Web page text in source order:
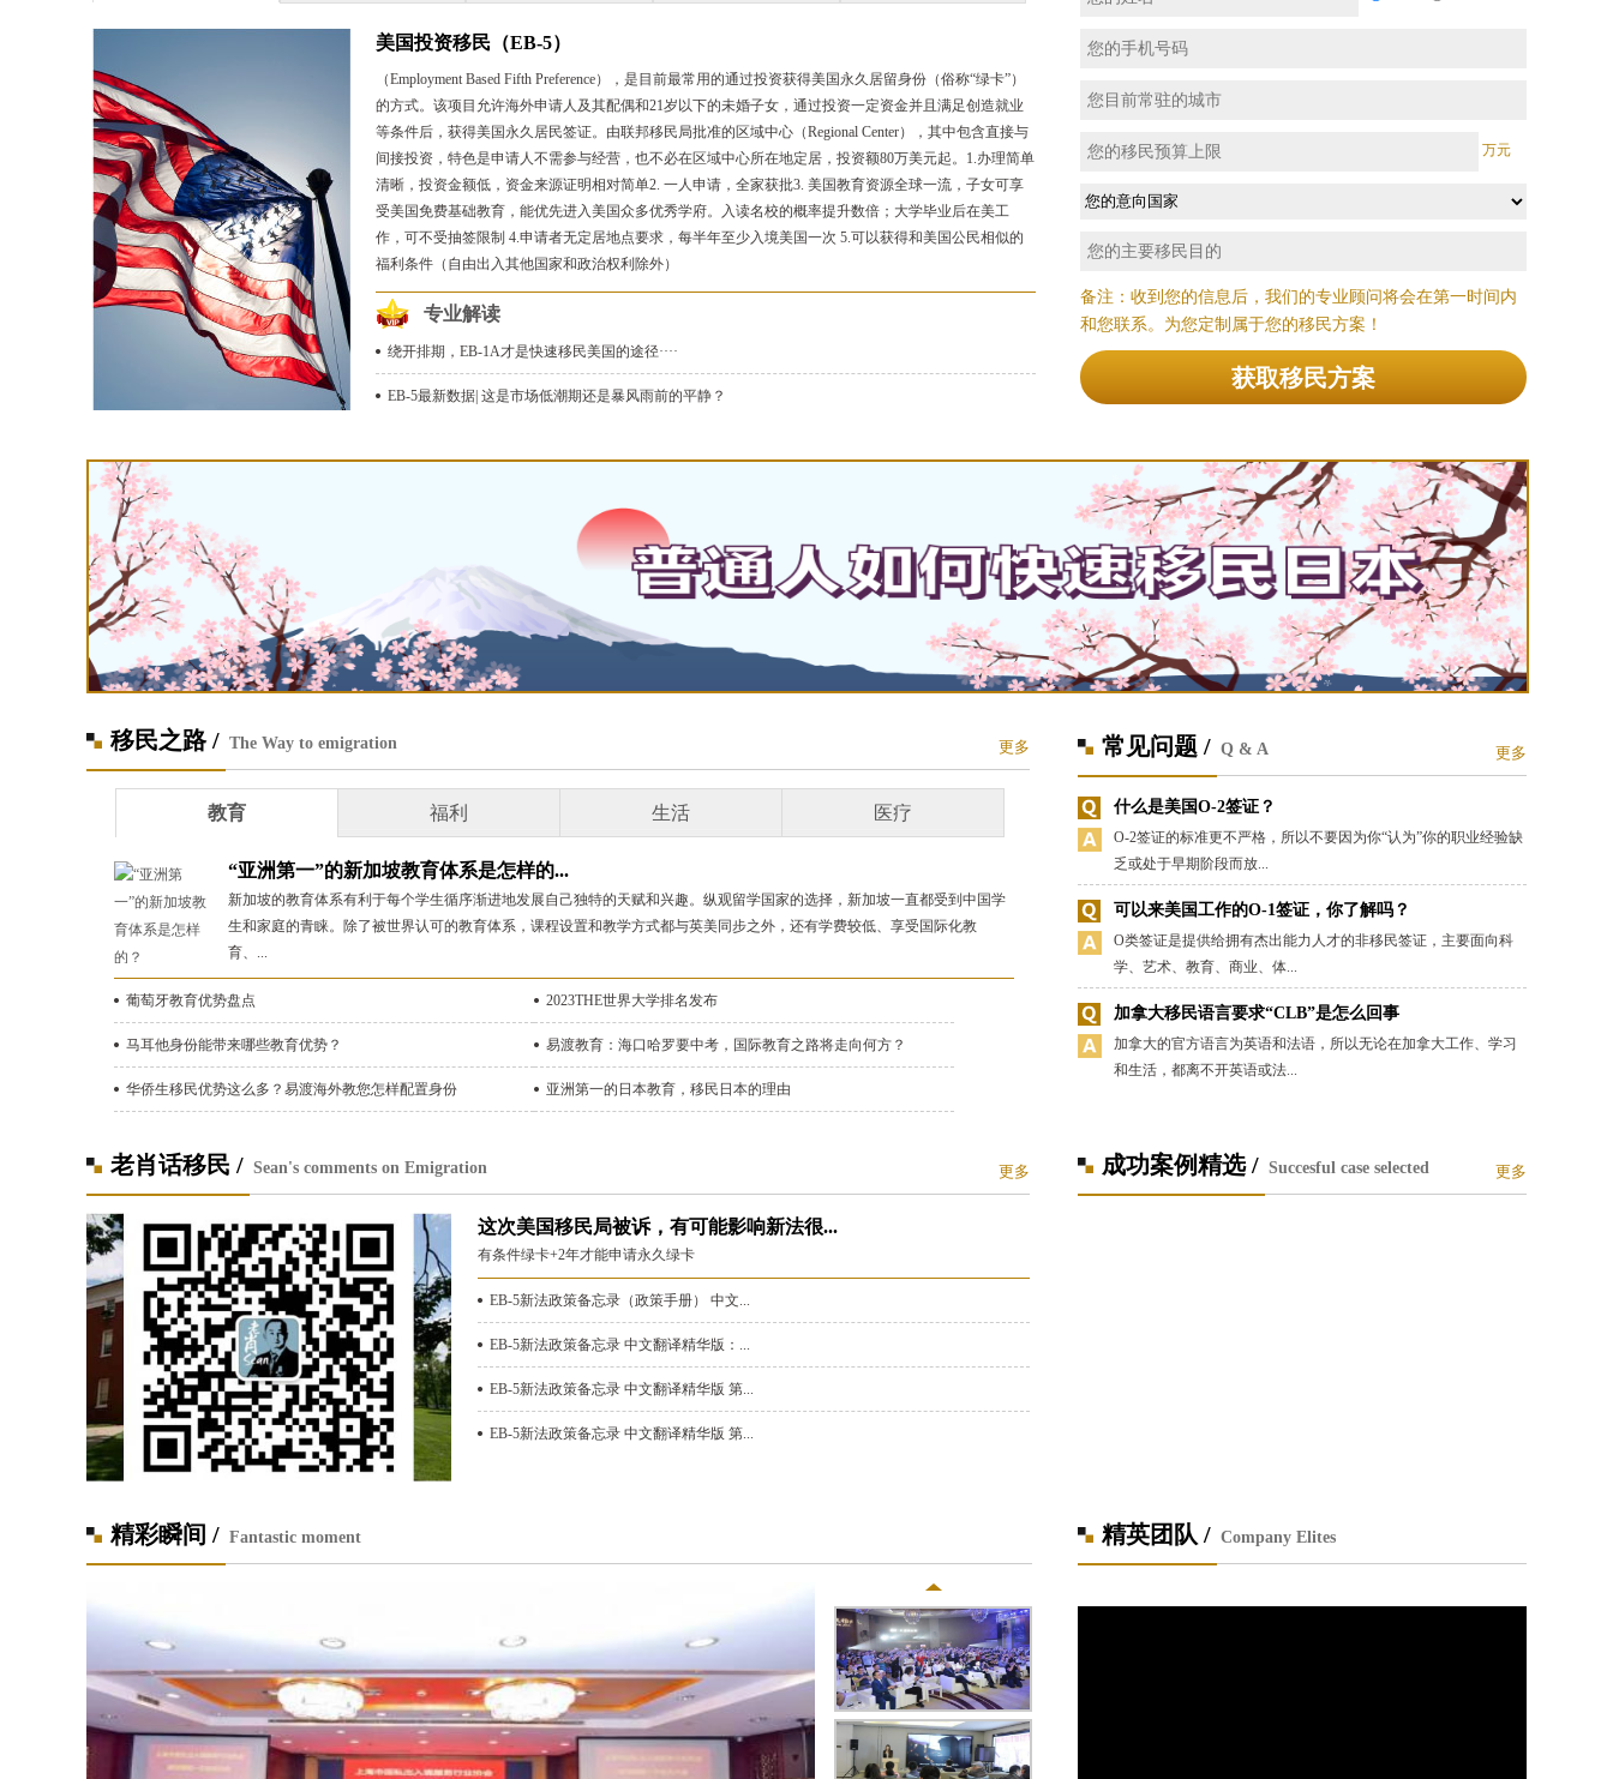
美国投资移民（EB-5）
（Employment Based Fifth Preference），是目前最常用的通过投资获得美国永久居留身份（俗称“绿卡”）
的方式。该项目允许海外申请人及其配偶和21岁以下的未婚子女，通过投资一定资金并且满足创造就业
等条件后，获得美国永久居民签证。由联邦移民局批准的区域中心（Regional Center），其中包含直接与
间接投资，特色是申请人不需参与经营，也不必在区域中心所在地定居，投资额80万美元起。1.办理简单
清晰，投资金额低，资金来源证明相对简单2. 一人申请，全家获批3. 美国教育资源全球一流，子女可享
受美国免费基础教育，能优先进入美国众多优秀学府。入读名校的概率提升数倍；大学毕业后在美工
作，可不受抽签限制 4.申请者无定居地点要求，每半年至少入境美国一次 5.可以获得和美国公民相似的
福利条件（自由出入其他国家和政治权利除外）
专业解读
绕开排期，EB-1A才是快速移民美国的途径····
EB-5最新数据| 这是市场低潮期还是暴风雨前的平静？
万元
备注：收到您的信息后，我们的专业顾问将会在第一时间内
和您联系。为您定制属于您的移民方案！
更多
移民之路 / The Way to emigration
教育 福利 生活 医疗
“亚洲第一”的新加坡教育体系是怎样的...
新加坡的教育体系有利于每个学生循序渐进地发展自己独特的天赋和兴趣。纵观留学国家的选择，新加坡一直都受到中国学
生和家庭的青睐。除了被世界认可的教育体系，课程设置和教学方式都与英美同步之外，还有学费较低、享受国际化教
育、...
葡萄牙教育优势盘点 2023THE世界大学排名发布
马耳他身份能带来哪些教育优势？ 易渡教育：海口哈罗要中考，国际教育之路将走向何方？
华侨生移民优势这么多？易渡海外教您怎样配置身份 亚洲第一的日本教育，移民日本的理由
更多
常见问题 / Q & A
什么是美国O-2签证？
O-2签证的标准更不严格，所以不要因为你“认为”你的职业经验缺
乏或处于早期阶段而放...
可以来美国工作的O-1签证，你了解吗？
O类签证是提供给拥有杰出能力人才的非移民签证，主要面向科
学、艺术、教育、商业、体...
加拿大移民语言要求“CLB”是怎么回事
加拿大的官方语言为英语和法语，所以无论在加拿大工作、学习
和生活，都离不开英语或法...
更多
老肖话移民 / Sean's comments on Emigration
这次美国移民局被诉，有可能影响新法很...
有条件绿卡+2年才能申请永久绿卡
EB-5新法政策备忘录（政策手册） 中文...
EB-5新法政策备忘录 中文翻译精华版：...
EB-5新法政策备忘录 中文翻译精华版 第...
EB-5新法政策备忘录 中文翻译精华版 第...
更多
成功案例精选 / Succesful case selected
精彩瞬间 / Fantastic moment 精英团队 / Company Elites